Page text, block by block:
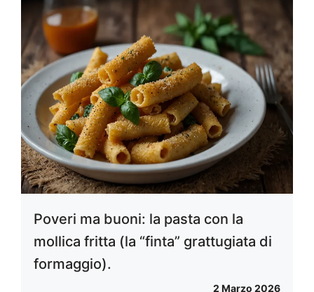
Poveri ma buoni: la pasta con la
mollica fritta (la “finta” grattugiata di
formaggio).
2 Marzo 2026